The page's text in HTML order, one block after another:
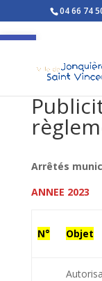
Ouvrir la barre d’outils
04 66 74
Arrêtés
ANNEE 2023
N° Objet